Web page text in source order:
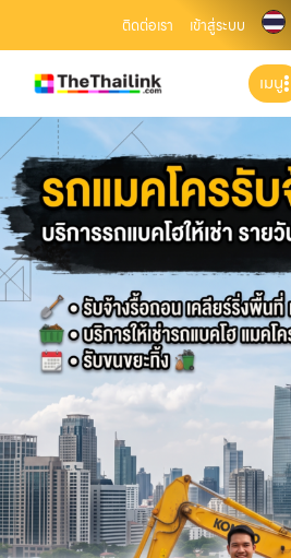
ติดต่อเรา เข้าสู่ระบบ
เมนู